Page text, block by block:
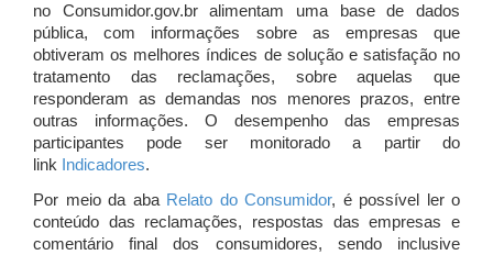
no Consumidor.gov.br alimentam uma base de dados
pública, com informações sobre as empresas que
obtiveram os melhores índices de solução e satisfação no
tratamento das reclamações, sobre aquelas que
responderam as demandas nos menores prazos, entre
outras informações. O desempenho das empresas
participantes pode ser monitorado a partir do
link Indicadores.
Por meio da aba Relato do Consumidor, é possível ler o
conteúdo das reclamações, respostas das empresas e
comentário final dos consumidores, sendo inclusive